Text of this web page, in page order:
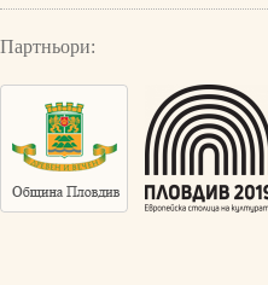
Партньори: